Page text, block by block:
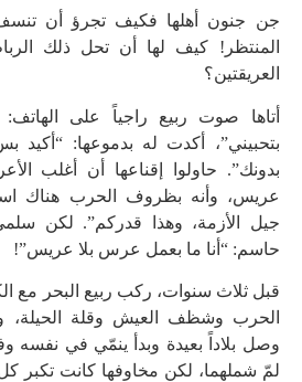
جن جنون أهلها فكيف تجرؤ أن
المنتظر! كيف لها أن تحل ذلك
العريقتين؟
أتاها صوت ربيع راجياً على
بتحبيني”، أكدت له بدموعها:
بدونك”. حاولوا إقناعها أن أغلب
عريس، وأنه بظروف الحرب هناك
جيل الأزمة، وهذا قدركم”. لكن
حاسم: “أنا ما بعمل عرس بلا عريس”!
قبل ثلاث سنوات، ركب ربيع البحر مع
الحرب وشظف العيش وقلة الحيلة،
وصل بلاداً بعيدة وبدأ ينمّي في
لمّ شملهما، لكن مخاوفها كانت تكبر